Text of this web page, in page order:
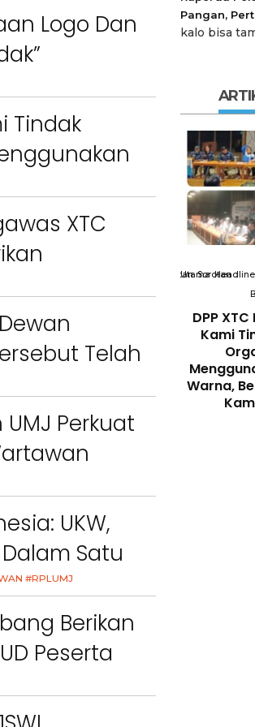
Logo Dan
Tindak
Slogan
XTC
Road”
Telah
Perkuat
UKW,
Satu
#RPLUMJ
Berikan
Peserta
Pangan,
kalo bisa
Sorotan Sorotan
Berita Sosial
Pendidikan DPP XTC
Penyuluhan dengan
Membangun Peran
Utama Headline
DPP
Kami
Warna,